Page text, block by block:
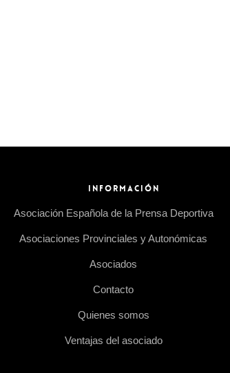
INFORMACIÓN
Asociación Española de la Prensa Deportiva
Asociaciones Provinciales y Autonómicas
Asociados
Contacto
Quienes somos
Ventajas del asociado